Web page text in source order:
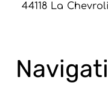
44118 La